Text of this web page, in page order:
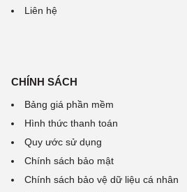
Liên hệ
CHÍNH SÁCH
Bảng giá phần mềm
Hình thức thanh toán
Quy ước sử dụng
Chính sách bảo mật
Chính sách bảo vệ dữ liệu cá nhân